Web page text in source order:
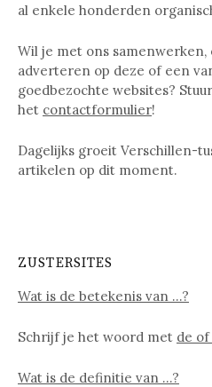
al enkele honderden
Wil je met ons
adverteren op deze of een
goedbezochte websites?
het contactformulier!
Dagelijks groeit Verschillen-
artikelen op dit moment.
ZUSTERSITES
Wat is de betekenis van …?
Schrijf je het woord met de
Wat is de definitie van …?